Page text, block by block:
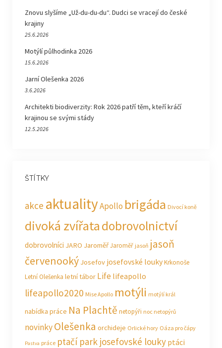
Znovu slyšíme „Už-du-du-du“. Dudci se vracejí do české
krajiny
25.6.2026
Motýlí půlhodinka 2026
15.6.2026
Jarní Olešenka 2026
3.6.2026
Architekti biodiverzity: Rok 2026 patří těm, kteří kráčí
krajinou se svými stády
12.5.2026
ŠTÍTKY
akce aktualityApollo brigáda Divocí koně
divoká zvířatadobrovolnictví
dobrovolníci JARO JaroměřJaroměř jasoň jasoň
červenooký Josefov josefovské loukyKrkonoše
Letní Olešenka letní tábor Life lifeapollo
lifeapollo2020 Mise Apollo motýli motýlí král
nabídka práce Na Plachtě netopýři noc netopýrů
novinkyOlešenka orchideje Orlické hory Oáza pro čápy
Pastva práce ptačí park josefovské louky ptáci